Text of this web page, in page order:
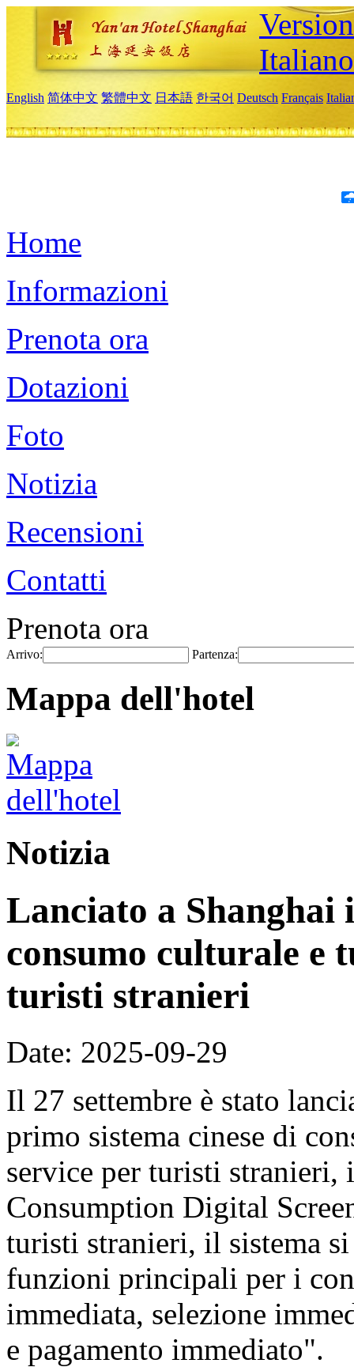
Italiano
English 简体中文 繁體中文 日本語 한국어 Deutsch Français
Home
Informazioni
Prenota ora
Dotazioni
Foto
Notizia
Recensioni
Contatti
Prenota ora
Arrivo: Partenza:
Mappa dell'hotel
Notizia
Lanciato a Shanghai
consumo culturale e
turisti stranieri
Date: 2025-09-29
Il 27 settembre è stato
primo sistema cinese di
service per turisti
Consumption Digital
turisti stranieri, il sistema
funzioni principali per i
immediata, selezione
e pagamento immediato".